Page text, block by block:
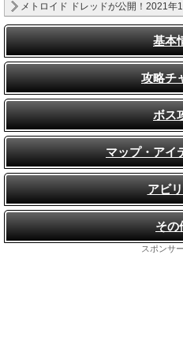
メトロイド ドレッドが公開！2021年
基本
攻略チ
ボス
マップ・アイ
アビ
その
スポンサ